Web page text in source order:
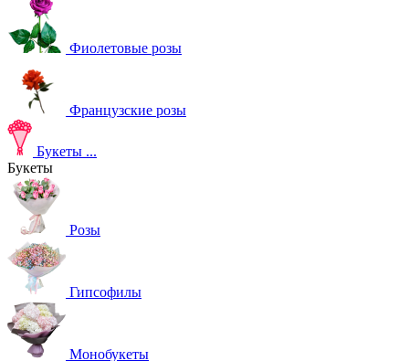
Фиолетовые розы
Французские розы
Букеты ...
Букеты
Розы
Гипсофилы
Монобукеты